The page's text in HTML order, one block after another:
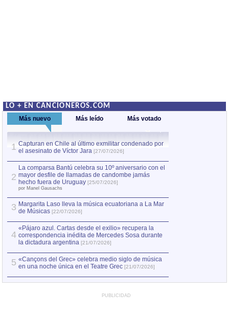
LO + EN CANCIONEROS.COM
Más nuevo Más leído Más votado
1 Capturan en Chile al último exmilitar condenado por
el asesinato de Víctor Jara [27/07/2026]
2
La comparsa Bantú celebra su 10º aniversario con el
mayor desfile de llamadas de candombe jamás
hecho fuera de Uruguay [25/07/2026]
por Manel Gausachs
3 Margarita Laso lleva la música ecuatoriana a La Mar
de Músicas [22/07/2026]
4
«Pájaro azul. Cartas desde el exilio» recupera la
correspondencia inédita de Mercedes Sosa durante
la dictadura argentina [21/07/2026]
5 «Cançons del Grec» celebra medio siglo de música
en una noche única en el Teatre Grec [21/07/2026]
PUBLICIDAD